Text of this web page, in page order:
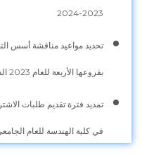
2023-2024
تحديد مواعيد مناقشة أسس
بفروعها الأربعة للعام 2023 الدورة العادية
تمديد فترة تقديم طلبات
في كلية الهندسة للعام الجامعي 2023 –